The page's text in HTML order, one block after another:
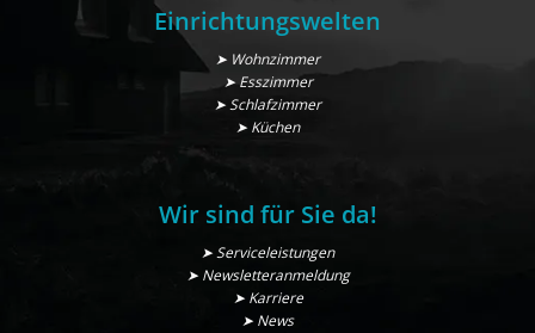
Einrichtungswelten
➤ Wohnzimmer
➤ Esszimmer
➤ Schlafzimmer
➤ Küchen
Wir sind für Sie da!
➤ Serviceleistungen
➤ Newsletteranmeldung
➤ Karriere
➤ News